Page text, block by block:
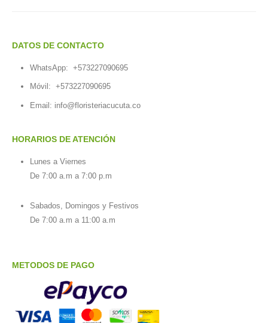
DATOS DE CONTACTO
WhatsApp: +573227090695
Móvil: +573227090695
Email: info@floristeriacucuta.co
HORARIOS DE ATENCIÓN
Lunes a Viernes
De 7:00 a.m a 7:00 p.m
Sabados, Domingos y Festivos
De 7:00 a.m a 11:00 a.m
METODOS DE PAGO